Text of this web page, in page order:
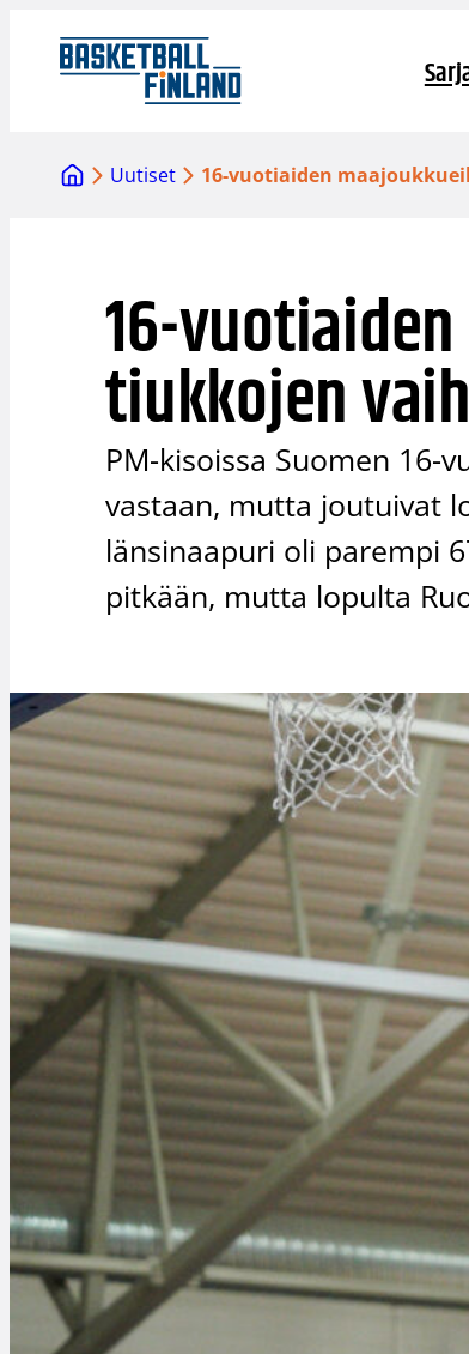
sisältöön
Uutiset 16-vuotiaiden
16-
tiukkojen
PM-kisoissa Suomen 16-
vastaan, mutta joutuivat
länsinaapuri oli parempi
pitkään, mutta lopulta